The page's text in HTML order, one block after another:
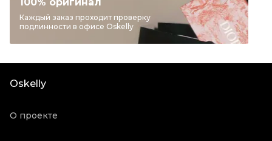
Бренд
GIVENCHY
Материал одежды
Шерсть
Продавец
Каждый заказ проходит проверку
подлинности в офисе Oskelly
Oskelly
О проекте